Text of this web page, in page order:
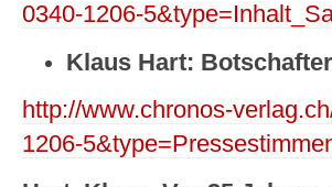
0340-1206-
Klaus Hart:
http://www.chronos-
1206-